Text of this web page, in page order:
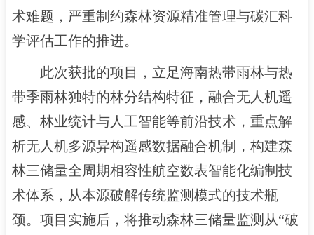
术难题，严重制约森林资源精准管理与碳汇科
学评估工作的推进。
此次获批的项目，立足海南热带雨林与热
带季雨林独特的林分结构特征，融合无人机遥
感、林业统计与人工智能等前沿技术，重点解
析无人机多源异构遥感数据融合机制，构建森
林三储量全周期相容性航空数表智能化编制技
术体系，从本源破解传统监测模式的技术瓶
颈。项目实施后，将推动森林三储量监测从“破